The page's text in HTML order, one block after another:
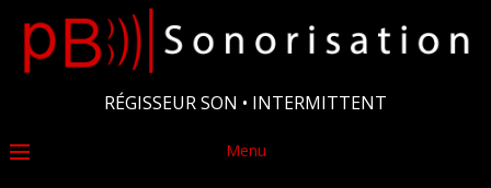
RÉGISSEUR SON • INTERMITTENT
Menu